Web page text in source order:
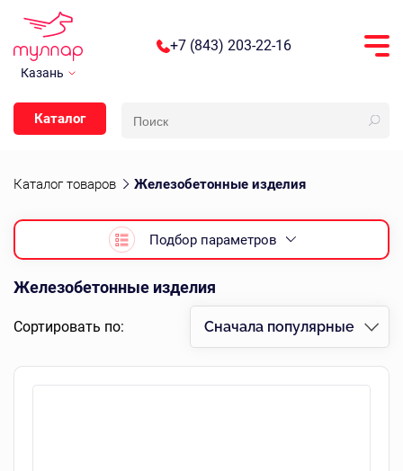
Казань
+7 (843) 203-22-16
Каталог
Каталог товаров Железобетонные изделия
Подбор параметров
Железобетонные изделия
Сортировать по: Сначала популярные